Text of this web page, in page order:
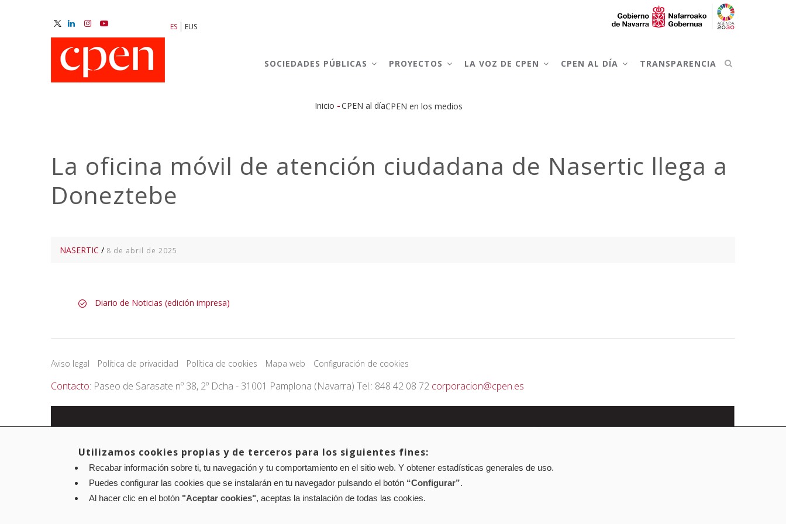
ES EUS
NAVIGATION
SOCIEDADES PÚBLICAS PROYECTOS LA VOZ DE CPEN CPEN AL DÍA TRANSPARENCIA
de
Inicio -CPEN al díaCPEN en los medios
La oficina móvil de atención ciudadana de Nasertic llega a
Doneztebe
NASERTIC / 8 de abril de 2025
Diario de Noticias (edición impresa)
Aviso legal Política de privacidad Política de cookies Mapa web Configuración de cookies
Contacto: Paseo de Sarasate nº 38, 2º Dcha - 31001 Pamplona (Navarra) Tel.: 848 42 08 72 corporacion@cpen.es
Utilizamos cookies propias y de terceros para los siguientes fines:
Recabar información sobre ti, tu navegación y tu comportamiento en el sitio web. Y obtener estadísticas generales de uso.
Puedes configurar las cookies que se instalarán en tu navegador pulsando el botón “Configurar”.
Al hacer clic en el botón "Aceptar cookies", aceptas la instalación de todas las cookies.